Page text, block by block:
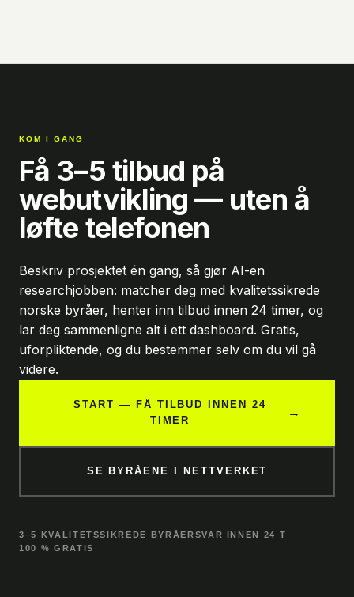
KOM I GANG
Få 3–5 tilbud på
webutvikling — uten å
løfte telefonen
Beskriv prosjektet én gang, så gjør AI-en
researchjobben: matcher deg med kvalitetssikrede
norske byråer, henter inn tilbud innen 24 timer, og
lar deg sammenligne alt i ett dashboard. Gratis,
uforpliktende, og du bestemmer selv om du vil gå
videre.
START — FÅ TILBUD INNEN 24
TIMER
→
SE BYRÅENE I NETTVERKET
3–5 KVALITETSSIKREDE BYRÅERSVAR INNEN 24 T
100 % GRATIS